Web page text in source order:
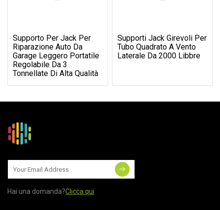
Supporto Per Jack Per
Riparazione Auto Da
Garage Leggero Portatile
Regolabile Da 3
Tonnellate Di Alta Qualità
Supporti Jack Girevoli Per
Tubo Quadrato A Vento
Laterale Da 2000 Libbre
Hai una domanda?Clicca qui